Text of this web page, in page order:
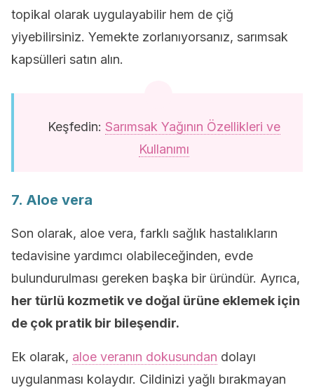
topikal olarak uygulayabilir hem de çiğ
yiyebilirsiniz. Yemekte zorlanıyorsanız, sarımsak
kapsülleri satın alın.
Keşfedin: Sarımsak Yağının Özellikleri ve
Kullanımı
7. Aloe vera
Son olarak, aloe vera, farklı sağlık hastalıkların
tedavisine yardımcı olabileceğinden, evde
bulundurulması gereken başka bir üründür. Ayrıca,
her türlü kozmetik ve doğal ürüne eklemek için
de çok pratik bir bileşendir.
Ek olarak, aloe veranın dokusundan dolayı
uygulanması kolaydır. Cildinizi yağlı bırakmayan